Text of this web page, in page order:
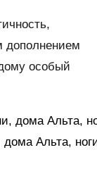
дополнением
особый
Альта,